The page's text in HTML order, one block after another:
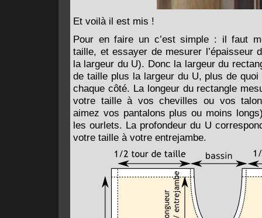
Et voilà il est mis !
Pour en faire un c’est simple : il faut
taille, et essayer de mesurer l’épaisseur
la largeur du U). Donc la largeur du
de taille plus la largeur du U, plus de
chaque côté. La longeur du rectangle
votre taille à vos chevilles ou vos
aimez vos pantalons plus ou moins
les ourlets. La profondeur du U
votre taille à votre entrejambe.